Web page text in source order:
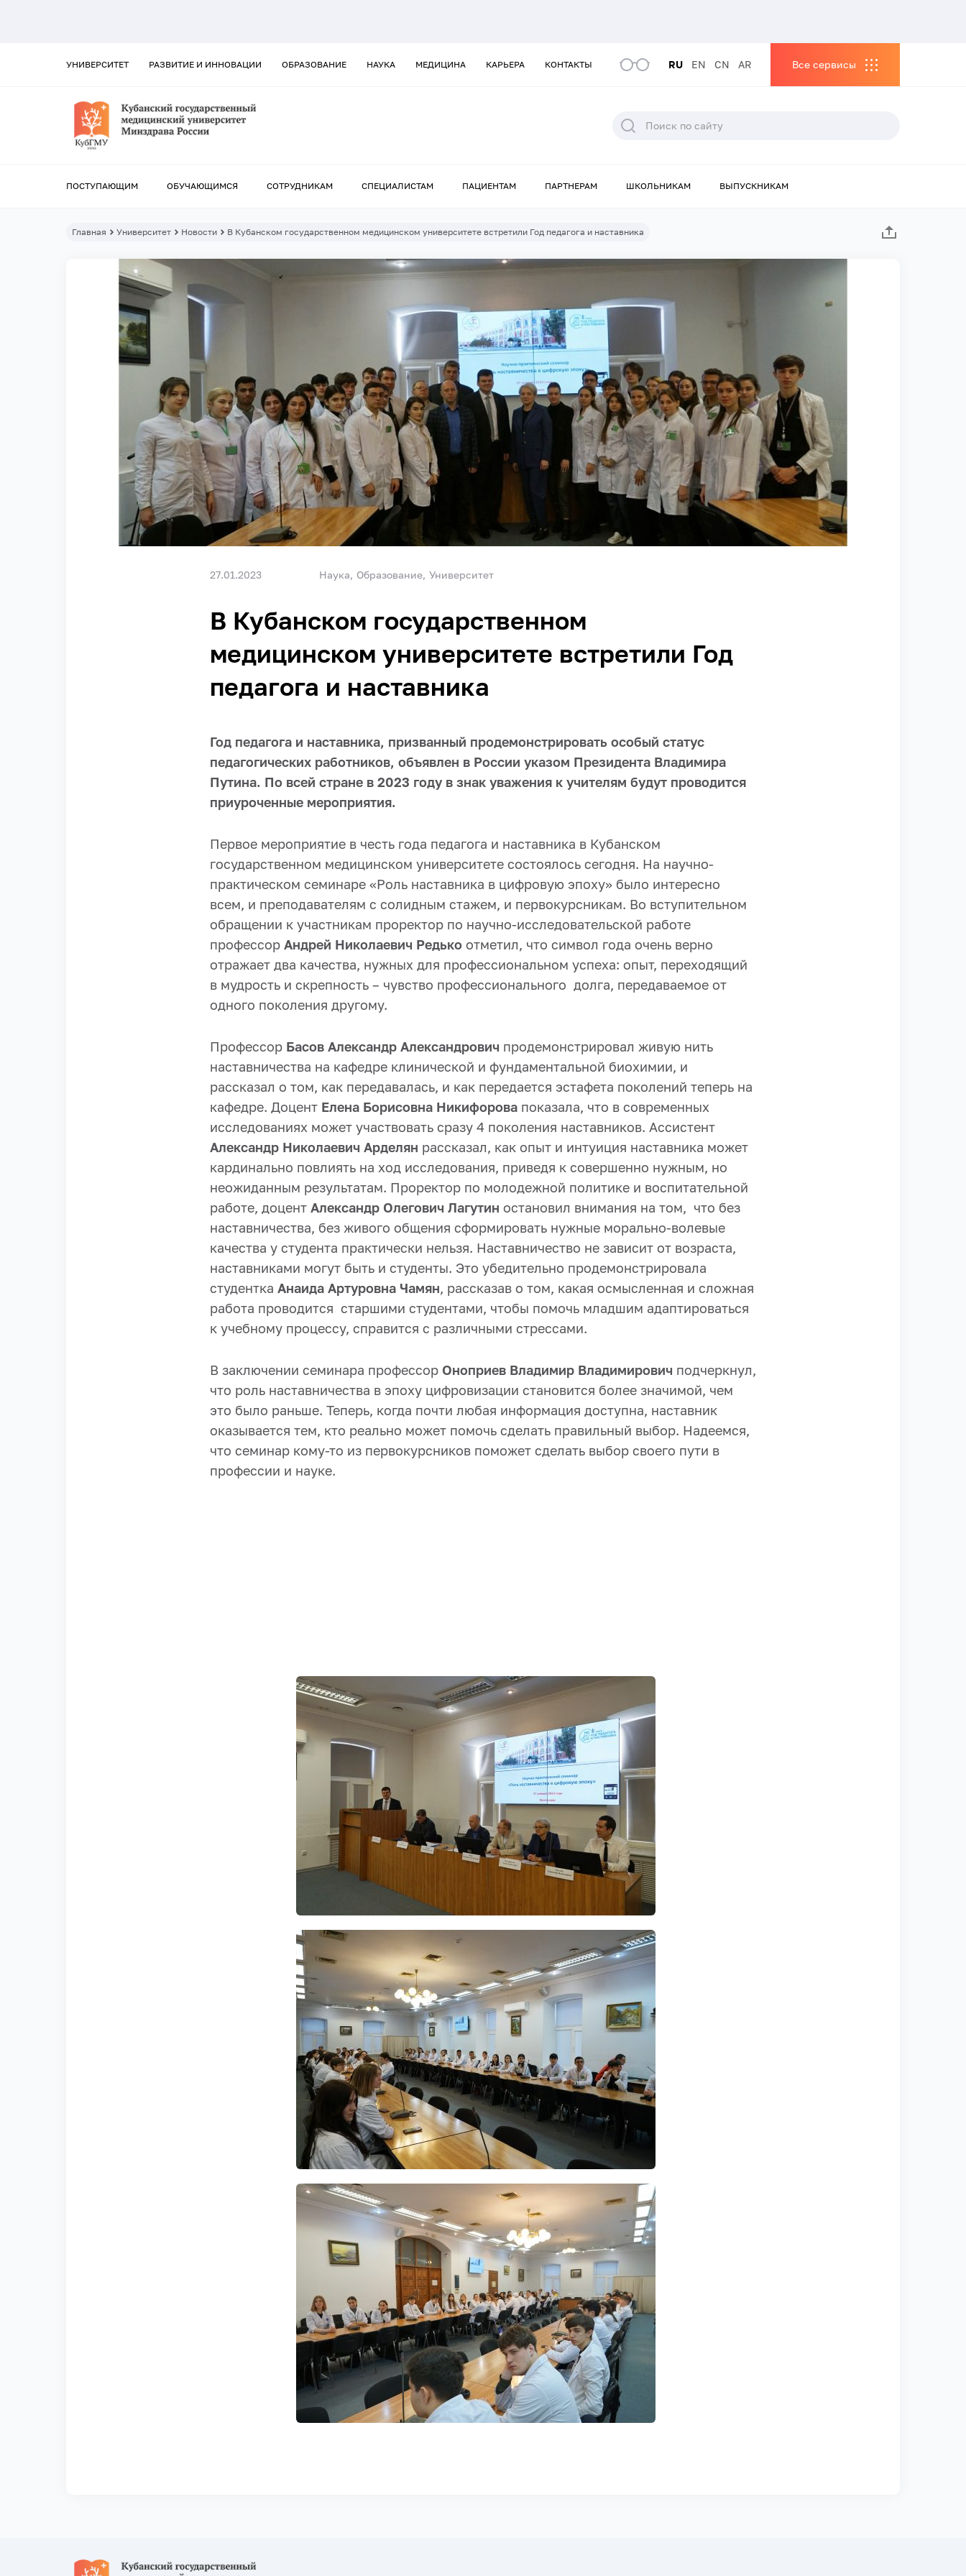
УНИВЕРСИТЕТ РАЗВИТИЕ И ИННОВАЦИИ ОБРАЗОВАНИЕ НАУКА МЕДИЦИНА КАРЬЕРА КОНТАКТЫ RU EN CN AR Все сервисы
ПОСТУПАЮЩИМ ОБУЧАЮЩИМСЯ СОТРУДНИКАМ СПЕЦИАЛИСТАМ ПАЦИЕНТАМ ПАРТНЕРАМ ШКОЛЬНИКАМ ВЫПУСКНИКАМ
Главная Университет Новости В Кубанском государственном медицинском университете встретили Год педагога и наставника
27.01.2023 Наука Образование Университет
В Кубанском государственном
медицинском университете встретили Год
педагога и наставника
Год педагога и наставника, призванный продемонстрировать особый статус
педагогических работников, объявлен в России указом Президента Владимира
Путина. По всей стране в 2023 году в знак уважения к учителям будут проводится
приуроченные мероприятия.
Первое мероприятие в честь года педагога и наставника в Кубанском
государственном медицинском университете состоялось сегодня. На научно-
практическом семинаре «Роль наставника в цифровую эпоху» было интересно
всем, и преподавателям с солидным стажем, и первокурсникам. Во вступительном
обращении к участникам проректор по научно-исследовательской работе
профессор Андрей Николаевич Редько отметил, что символ года очень верно
отражает два качества, нужных для профессиональном успеха: опыт, переходящий
в мудрость и скрепность – чувство профессионального долга, передаваемое от
одного поколения другому.
Профессор Басов Александр Александрович продемонстрировал живую нить
наставничества на кафедре клинической и фундаментальной биохимии, и
рассказал о том, как передавалась, и как передается эстафета поколений теперь на
кафедре. Доцент Елена Борисовна Никифорова показала, что в современных
исследованиях может участвовать сразу 4 поколения наставников. Ассистент
Александр Николаевич Арделян рассказал, как опыт и интуиция наставника может
кардинально повлиять на ход исследования, приведя к совершенно нужным, но
неожиданным результатам. Проректор по молодежной политике и воспитательной
работе, доцент Александр Олегович Лагутин остановил внимания на том, что без
наставничества, без живого общения сформировать нужные морально-волевые
качества у студента практически нельзя. Наставничество не зависит от возраста,
наставниками могут быть и студенты. Это убедительно продемонстрировала
студентка Анаида Артуровна Чамян, рассказав о том, какая осмысленная и сложная
работа проводится старшими студентами, чтобы помочь младшим адаптироваться
к учебному процессу, справится с различными стрессами.
В заключении семинара профессор Оноприев Владимир Владимирович подчеркнул,
что роль наставничества в эпоху цифровизации становится более значимой, чем
это было раньше. Теперь, когда почти любая информация доступна, наставник
оказывается тем, кто реально может помочь сделать правильный выбор. Надеемся,
что семинар кому-то из первокурсников поможет сделать выбор своего пути в
профессии и науке.